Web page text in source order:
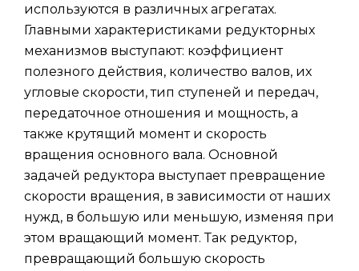
используются в различных агрегатах.
Главными характеристиками редукторных
механизмов выступают: коэффициент
полезного действия, количество валов, их
угловые скорости, тип ступеней и передач,
передаточное отношения и мощность, а
также крутящий момент и скорость
вращения основного вала. Основной
задачей редуктора выступает превращение
скорости вращения, в зависимости от наших
нужд, в большую или меньшую, изменяя при
этом вращающий момент. Так редуктор,
превращающий большую скорость